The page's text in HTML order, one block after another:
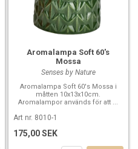
Aromalampa Soft 60's
Mossa
Senses by Nature
Aromalampa Soft 60's Mossa i
måtten 10x13x10cm.
Aromalampor används för att ...
Art nr. 8010-1
175,00 SEK